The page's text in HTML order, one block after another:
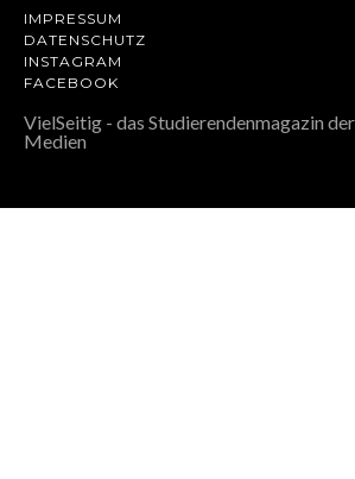
IMPRESSUM
DATENSCHUTZ
INSTAGRAM
FACEBOOK
VielSeitig - das Studierendenmagazin
Medien